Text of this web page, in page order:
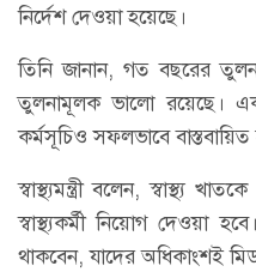
নির্দেশ দেওয়া হয়েছে।
তিনি জানান, গত বছরের
তুলনামূলক ভালো রয়েছে।
কর্মসূচিও সফলভাবে বাস্তবায়িত
স্বাস্থ্যমন্ত্রী বলেন, স্বাস্থ্য
স্বাস্থ্যকর্মী নিয়োগ দেওয়া
থাকবেন, যাদের অধিকাংশই